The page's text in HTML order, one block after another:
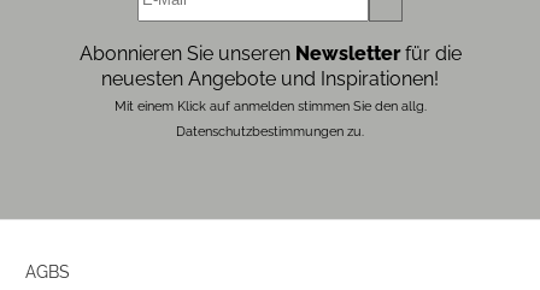
Abonnieren Sie unseren Newsletterfür die
neuesten Angebote und Inspirationen!
Mit einem Klick auf anmelden stimmen Sie den allg.
Datenschutzbestimmungen zu.
AGBS